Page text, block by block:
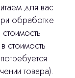
для вас
обработке
стоимость
товара).